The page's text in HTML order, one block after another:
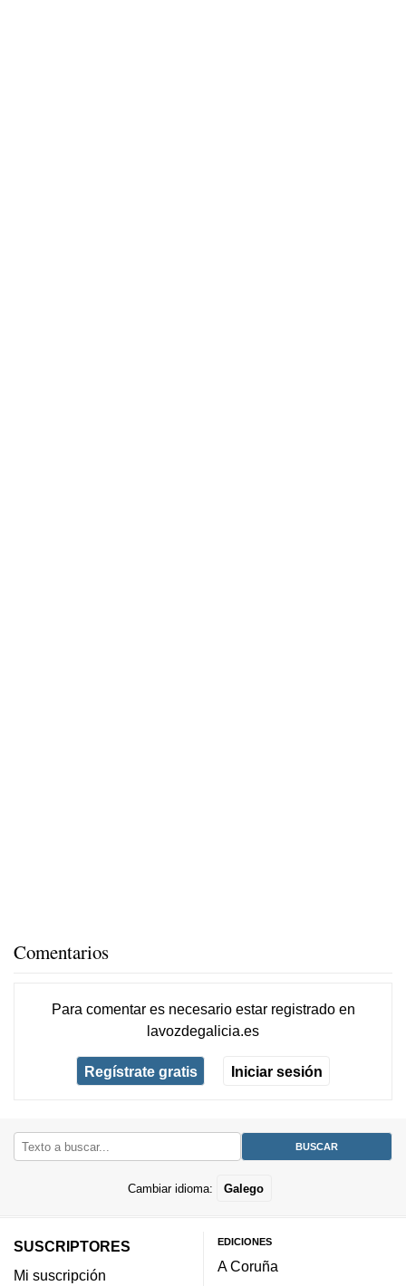
Comentarios
Para comentar es necesario estar registradoen
lavozdegalicia.es
Regístrate gratis Iniciar sesión
Cambiar idioma: Galego
SUSCRIPTORES
Mi suscripción
EDICIONES
A Coruña